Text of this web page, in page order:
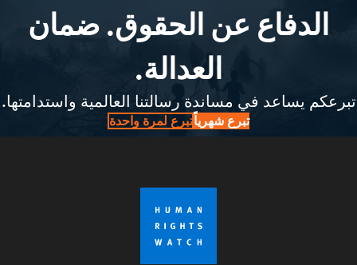
الدفاع عن الحقوق. ضمان
العدالة.
تبرعكم يساعد في مساندة رسالتنا العالمية واستدامتها.
تبرع شهرياًتبرع لمرة واحدة